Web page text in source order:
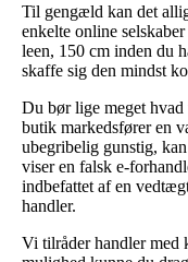
Til gengæld kan det
enkelte online
leen, 150 cm inden du
skaffe sig den mindst
Du bør lige meget
butik markedsfører en
ubegribelig gunstig,
viser en falsk e-
indbefattet af en
handler.
Vi tilråder handler med